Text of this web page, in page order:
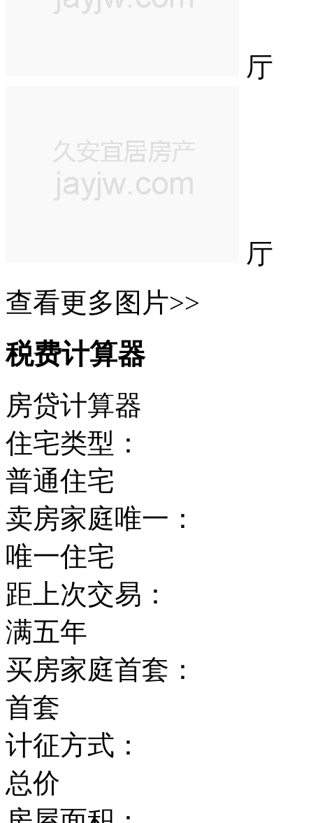
厅
厅
查看更多图片>>
税费计算器
房贷计算器
住宅类型：
普通住宅
卖房家庭唯一：
唯一住宅
距上次交易：
满五年
买房家庭首套：
首套
计征方式：
总价